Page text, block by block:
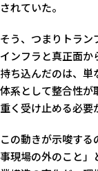
されていた。
そう、つまりトラン
インフラと真正面か
持ち込んだのは、単
体系として整合性が
重く受け止める必要
この動きが示唆す
事現場の外のこと」